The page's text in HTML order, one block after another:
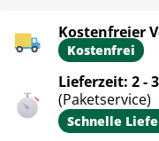
Kostenfreier
Kostenfrei
Lieferzeit: 2 -
(Paketservice)
Schnelle